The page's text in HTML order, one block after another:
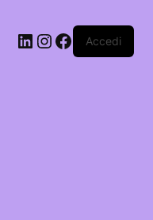
LinkedIn
Instagram
Facebook
Accedi